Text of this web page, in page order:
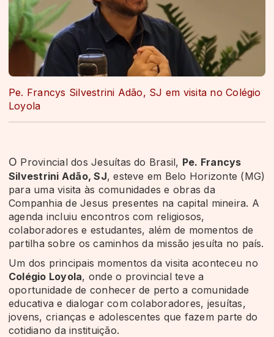
Pe. Francys Silvestrini Adão, SJ em visita no Colégio
Loyola
O Provincial dos Jesuítas do Brasil, Pe. Francys
Silvestrini Adão, SJ, esteve em Belo Horizonte (MG)
para uma visita às comunidades e obras da
Companhia de Jesus presentes na capital mineira. A
agenda incluiu encontros com religiosos,
colaboradores e estudantes, além de momentos de
partilha sobre os caminhos da missão jesuíta no país.
Um dos principais momentos da visita aconteceu no
Colégio Loyola, onde o provincial teve a
oportunidade de conhecer de perto a comunidade
educativa e dialogar com colaboradores, jesuítas,
jovens, crianças e adolescentes que fazem parte do
cotidiano da instituição.